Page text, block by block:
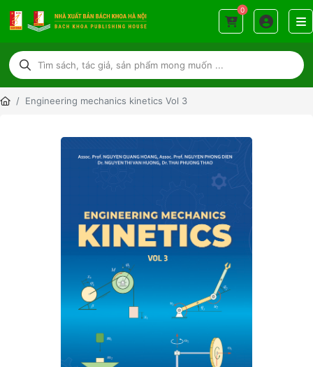
0
Engineering mechanics kinetics Vol 3